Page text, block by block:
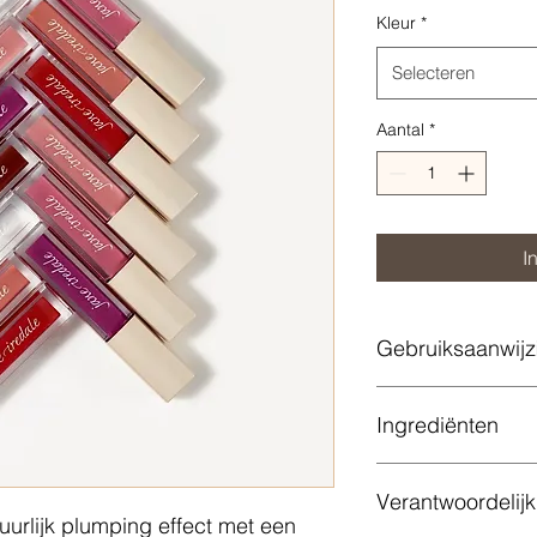
plumping effect met een
Kleur *
Selecteren
Aantal *
Ingrediënten
Styrene/